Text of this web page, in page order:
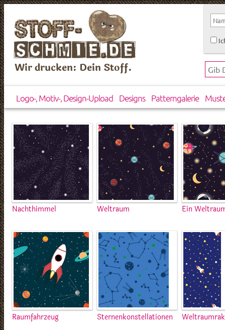
Wir drucken: Dein Stoff.
Logo-, Motiv-, Design-Upload Designs Patterngalerie
Nachthimmel Weltraum Ein
Raumfahrzeug Sternenkonstellationen